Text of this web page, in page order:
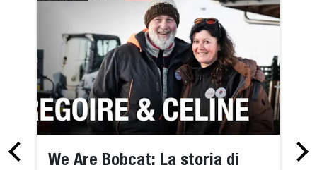
We Are Bobcat: La storia di